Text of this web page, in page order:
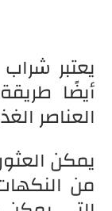
يعتبر
أيضًا
العناصر
يمكن
من